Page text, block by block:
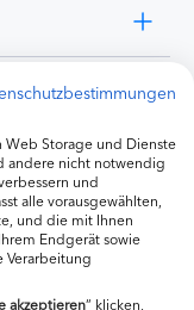
Web Storage und Dienste
andere nicht notwendig
und
alle vorausgewählten,
und die mit Ihnen
Endgerät sowie
Verarbeitung
akzeptieren“ klicken,